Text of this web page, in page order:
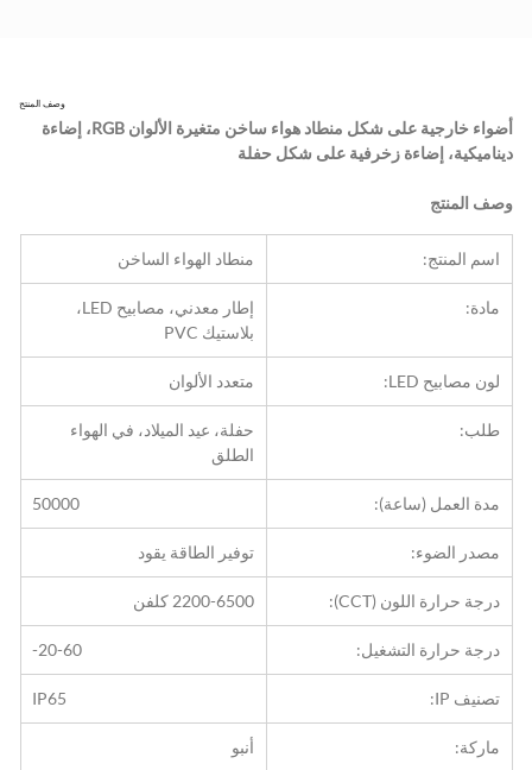
وصف المنتج
أضواء خارجية على شكل منطاد هواء ساخن متغيرة الألوان RGB، إضاءة
ديناميكية، إضاءة زخرفية على شكل حفلة
وصف المنتج
اسم المنتج: منطاد الهواء الساخن
مادة:
إطار معدني، مصابيح LED،
بلاستيك PVC
لون مصابيح LED: متعدد الألوان
طلب:
حفلة، عيد الميلاد، في الهواء
الطلق
مدة العمل (ساعة): 50000
مصدر الضوء: توفير الطاقة يقود
درجة حرارة اللون (CCT): 2200-6500 كلفن
درجة حرارة التشغيل: -20-60
تصنيف IP: IP65
ماركة: أنبو